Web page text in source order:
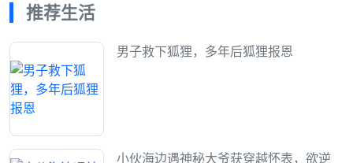
推荐生活
男子救下狐狸，多年后狐狸报恩
小伙海边遇神秘大爷获穿越怀表，欲逆